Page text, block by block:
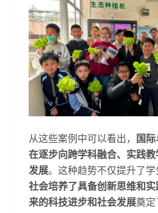
从这些案例中可以看出，
国
在逐步向跨学科融合、实践
发展。这种趋势不仅提升了
社会培养了具备创新思维和
来的科技进步和社会发展奠定